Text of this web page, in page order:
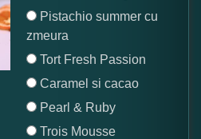
Pistachio summer cu
zmeura
Tort Fresh Passion
Caramel si cacao
Pearl & Ruby
Trois Mousse